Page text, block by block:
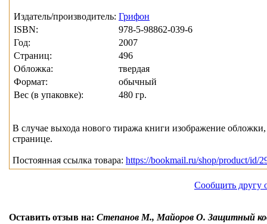
Издатель/производитель: Грифон
ISBN:
978-5-98862-039-6
Год:
2007
Страниц:
496
Обложка:
твердая
Формат:
обычный
Вес (в упаковке):
480 гр.
В случае выхода нового тиража книги изображение
странице.
Постоянная ссылка товара: https://bookmail.ru/shop/product/id/
Сообщить другу
Оставить отзыв на: Степанов М., Майоров О. Защитный